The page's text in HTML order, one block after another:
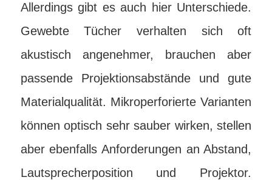
Allerdings gibt es auch hier Unterschiede.
Gewebte Tücher verhalten sich oft
akustisch angenehmer, brauchen aber
passende Projektionsabstände und gute
Materialqualität. Mikroperforierte Varianten
können optisch sehr sauber wirken, stellen
aber ebenfalls Anforderungen an Abstand,
Lautsprecherposition und Projektor.